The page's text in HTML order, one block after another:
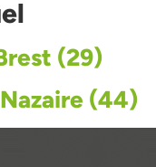
(29)
(44)